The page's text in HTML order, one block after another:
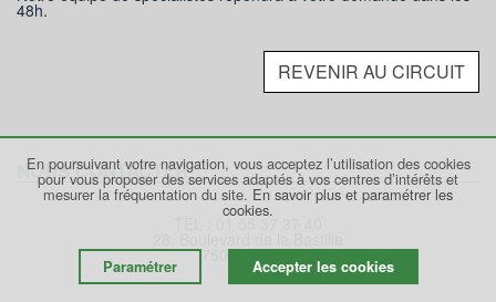
48h.
REVENIR AU CIRCUIT
NOUS CONTACTER
75012 PARIS
En poursuivant votre navigation, vous acceptez l’utilisation des cookies
pour vous proposer des services adaptés à vos centres d’intérêts et
mesurer la fréquentation du site. En savoir plus et paramétrer les
cookies.
Paramétrer Accepter les cookies